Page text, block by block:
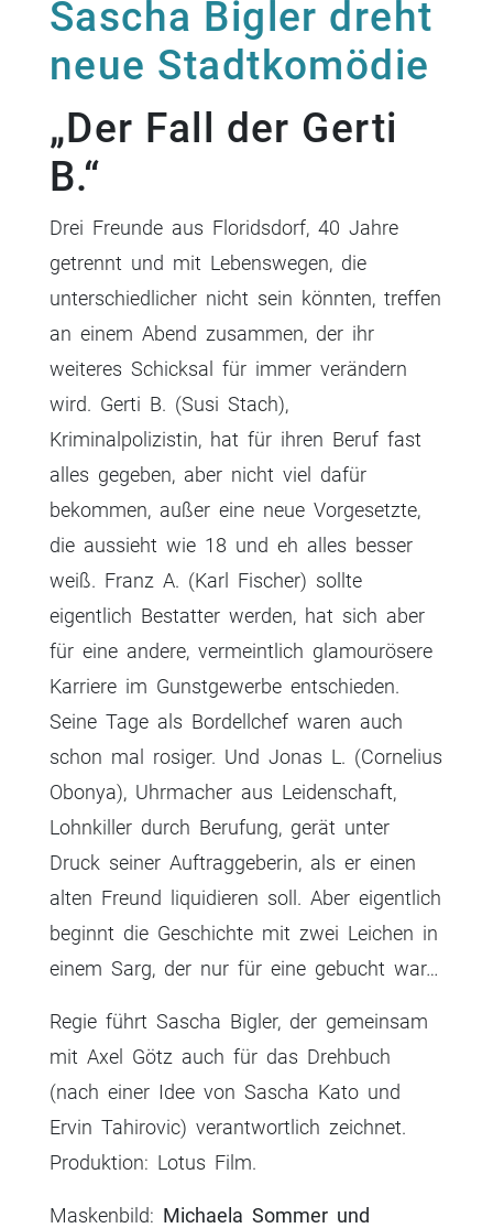
Sascha Bigler dreht
neue Stadtkomödie
„Der Fall der Gerti
B.“
Drei Freunde aus Floridsdorf, 40 Jahre
getrennt und mit Lebenswegen, die
unterschiedlicher nicht sein könnten, treffen
an einem Abend zusammen, der ihr
weiteres Schicksal für immer verändern
wird. Gerti B. (Susi Stach),
Kriminalpolizistin, hat für ihren Beruf fast
alles gegeben, aber nicht viel dafür
bekommen, außer eine neue Vorgesetzte,
die aussieht wie 18 und eh alles besser
weiß. Franz A. (Karl Fischer) sollte
eigentlich Bestatter werden, hat sich aber
für eine andere, vermeintlich glamourösere
Karriere im Gunstgewerbe entschieden.
Seine Tage als Bordellchef waren auch
schon mal rosiger. Und Jonas L. (Cornelius
Obonya), Uhrmacher aus Leidenschaft,
Lohnkiller durch Berufung, gerät unter
Druck seiner Auftraggeberin, als er einen
alten Freund liquidieren soll. Aber eigentlich
beginnt die Geschichte mit zwei Leichen in
einem Sarg, der nur für eine gebucht war…
Regie führt Sascha Bigler, der gemeinsam
mit Axel Götz auch für das Drehbuch
(nach einer Idee von Sascha Kato und
Ervin Tahirovic) verantwortlich zeichnet.
Produktion: Lotus Film.
Maskenbild: Michaela Sommer und